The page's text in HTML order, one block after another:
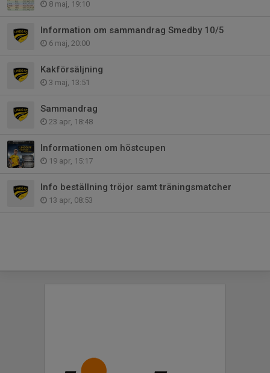
8 maj, 19:10
Information om sammandrag Smedby 10/5
6 maj, 20:00
Kakförsäljning
3 maj, 13:51
Sammandrag
23 apr, 18:48
Informationen om höstcupen
19 apr, 15:17
Info beställning tröjor samt träningsmatcher
13 apr, 08:53